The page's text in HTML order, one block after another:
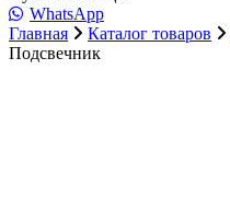
WhatsApp
Главная
Каталог товаров
Подсвечник